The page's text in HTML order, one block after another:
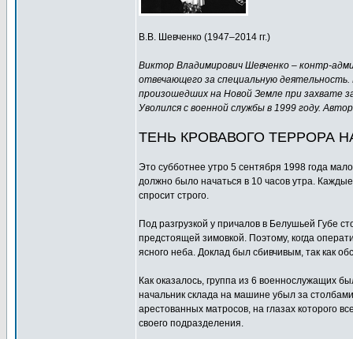
В.В. Шевченко (1947–2014 гг.)
Виктор Владимирович Шевченко – контр-
отвечающего за специальную
произошедших на Новой Земле при захвате
Уволился с военной службы в 1999 году.
ТЕНЬ КРОВАВОГО ТЕРРОРА
Это субботнее утро 5 сентября 1998 года
должно было начаться в 10 часов утра.
спросит строго.
Под разгрузкой у причалов в Белушьей Губе
предстоящей зимовкой. Поэтому, когда
ясного неба. Доклад был сбивчивым, так как
Как оказалось, группа из 6 военнослужащих
начальник склада на машине убыл за
арестованных матросов, на глазах которого
своего подразделения.